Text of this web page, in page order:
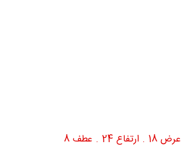
عرض 18 . ارتفاع 24 . عطف 8